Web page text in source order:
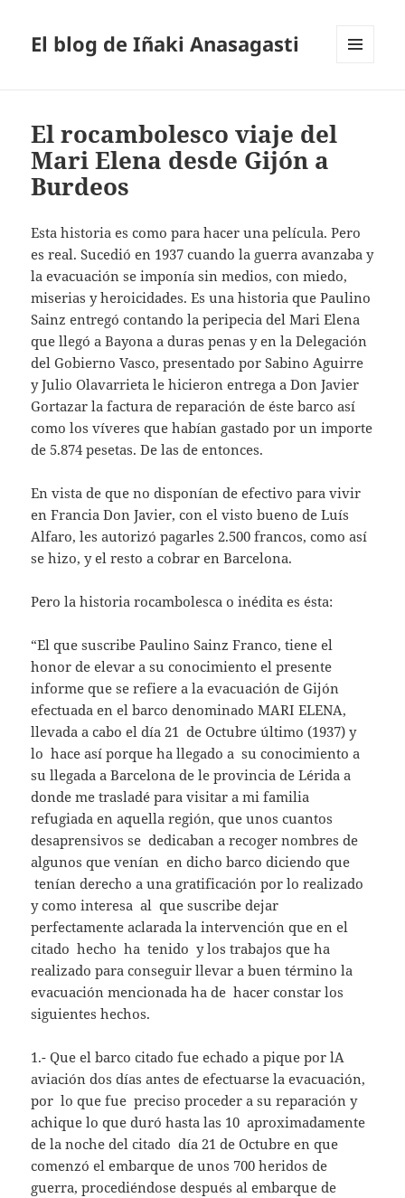
El blog de Iñaki Anasagasti
El rocambolesco viaje del
Mari Elena desde Gijón a
Burdeos
Esta historia es como para hacer una película. Pero
es real. Sucedió en 1937 cuando la guerra avanzaba y
la evacuación se imponía sin medios, con miedo,
miserias y heroicidades. Es una historia que Paulino
Sainz entregó contando la peripecia del Mari Elena
que llegó a Bayona a duras penas y en la Delegación
del Gobierno Vasco, presentado por Sabino Aguirre
y Julio Olavarrieta le hicieron entrega a Don Javier
Gortazar la factura de reparación de éste barco así
como los víveres que habían gastado por un importe
de 5.874 pesetas. De las de entonces.
En vista de que no disponían de efectivo para vivir
en Francia Don Javier, con el visto bueno de Luís
Alfaro, les autorizó pagarles 2.500 francos, como así
se hizo, y el resto a cobrar en Barcelona.
Pero la historia rocambolesca o inédita es ésta:
“El que suscribe Paulino Sainz Franco, tiene el
honor de elevar a su conocimiento el presente
informe que se refiere a la evacuación de Gijón
efectuada en el barco denominado MARI ELENA,
llevada a cabo el día 21 de Octubre último (1937) y
lo hace así porque ha llegado a su conocimiento a
su llegada a Barcelona de le provincia de Lérida a
donde me trasladé para visitar a mi familia
refugiada en aquella región, que unos cuantos
desaprensivos se dedicaban a recoger nombres de
algunos que venían en dicho barco diciendo que
tenían derecho a una gratificación por lo realizado
y como interesa al que suscribe dejar
perfectamente aclarada la intervención que en el
citado hecho ha tenido y los trabajos que ha
realizado para conseguir llevar a buen término la
evacuación mencionada ha de hacer constar los
siguientes hechos.
1.- Que el barco citado fue echado a pique por lA
aviación dos días antes de efectuarse la evacuación,
por lo que fue preciso proceder a su reparación y
achique lo que duró hasta las 10 aproximadamente
de la noche del citado día 21 de Octubre en que
comenzó el embarque de unos 700 heridos de
guerra, procediéndose después al embarque de